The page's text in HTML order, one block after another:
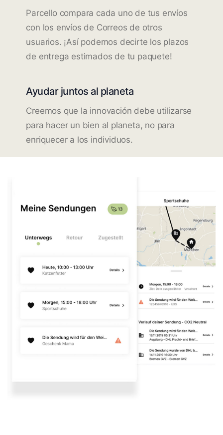
Parcello compara cada uno de tus envíos
con los envíos de Correos de otros
usuarios. ¡Así podemos decirte los plazos
de entrega estimados de tu paquete!
Ayudar juntos al planeta
Creemos que la innovación debe utilizarse
para hacer un bien al planeta, no para
enriquecer a los individuos.